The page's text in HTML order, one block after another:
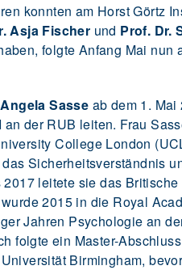
konnten am Horst Görtz
Asja Fischer und Prof. Dr.
folgte Anfang Mai nun
Sasse ab dem 1. Mai
an der RUB leiten. Frau
College London
Sicherheitsverständnis
leitete sie das
2015 in die Royal
Jahren Psychologie an
folgte ein Master-
Birmingham,